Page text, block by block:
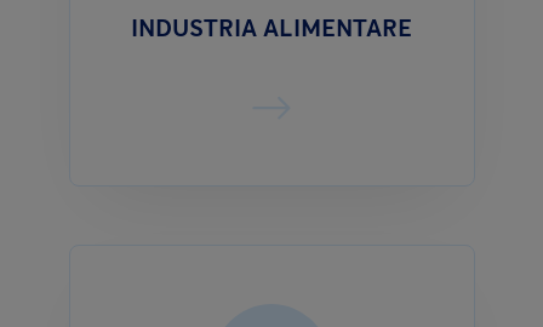
INDUSTRIA ALIMENTARE